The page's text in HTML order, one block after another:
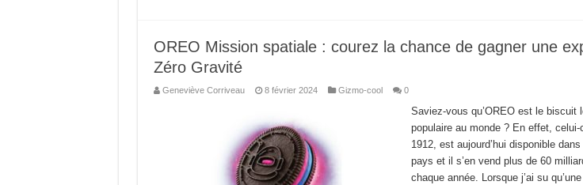
OREO Mission spatiale : courez la chance de gagner une
Zéro Gravité
Geneviève Corriveau 8 février 2024 Gizmo-cool 0
Saviez-vous qu’OREO est le biscuit
populaire au monde ? En effet, celui-
1912, est aujourd’hui disponible
pays et il s’en vend plus de 60
chaque année. Lorsque j’ai su